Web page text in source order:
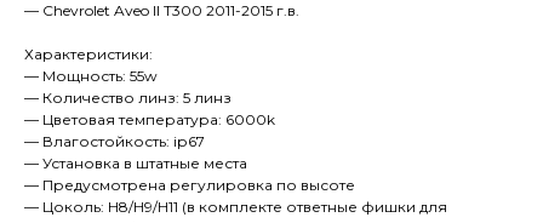
— Chevrolet Aveo II T300 2011-2015 г.в.
Характеристики:
— Мощность: 55w
— Количество линз: 5 линз
— Цветовая температура: 6000k
— Влагостойкость: iр67
— Установка в штатные места
— Предусмотрена регулировка по высоте
— Цоколь: Н8/Н9/Н11 (в комплекте ответные фишки для